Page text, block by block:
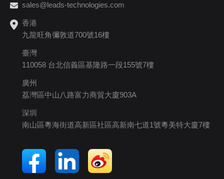
sales@leads-technologies.com
香港
九龍旺角彌敦道700號16樓
臺灣
110058 台北信義區基隆路一段155號7樓
廣州
荔灣區中山八路富力商貿大廈903A
深圳
南山區粵海街道高新區社區高新南七道1號粵美特大廈7樓